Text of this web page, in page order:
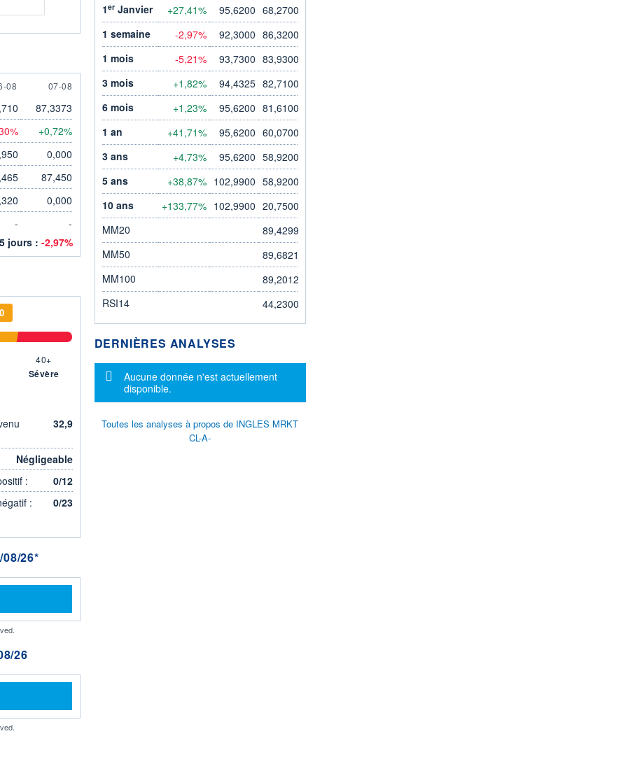
08 7 AUGUST
07-08
87,3373
+0,72%
0,000
87,450
0,000
-
-
jours : -2,97%
40+
Sévère
32,9
Négligeable
:
0/12
:
0/23
26*
26
1erJanvier +27,41% 95,6200 68,2700
1 semaine
-2,97% 92,3000 86,3200
1 mois
-5,21% 93,7300 83,9300
3 mois
+1,82% 94,4325 82,7100
6 mois
+1,23% 95,6200 81,6100
1 an
+41,71% 95,6200 60,0700
3 ans
+4,73% 95,6200 58,9200
5 ans
+38,87% 102,9900 58,9200
10 ans
+133,77% 102,9900 20,7500
MM20
89,4299
MM50
89,6821
MM100
89,2012
RSI14
44,2300
DERNIÈRES ANALYSES
Message d'information
Aucune donnée n'est actuellement
disponible.
Toutes les analyses à propos de INGLES MRKT
CL-A-